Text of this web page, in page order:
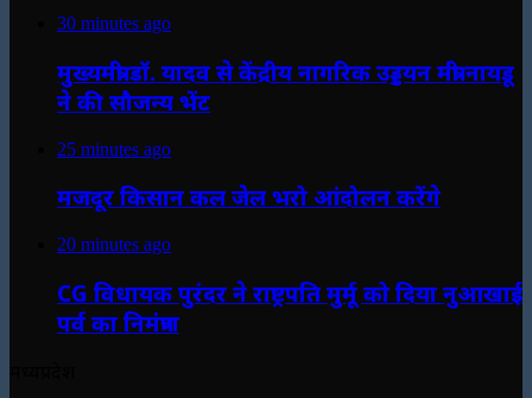
30 minutes ago
मुख्यमंत्री डॉ. यादव से केंद्रीय नागरिक उड्डयन मंत्री नायडू
ने की सौजन्य भेंट
25 minutes ago
मजदूर किसान कल जेल भरो आंदोलन करेंगे
20 minutes ago
CG विधायक पुरंदर ने राष्ट्रपति मुर्मू को दिया नुआखाई
पर्व का निमंत्रण